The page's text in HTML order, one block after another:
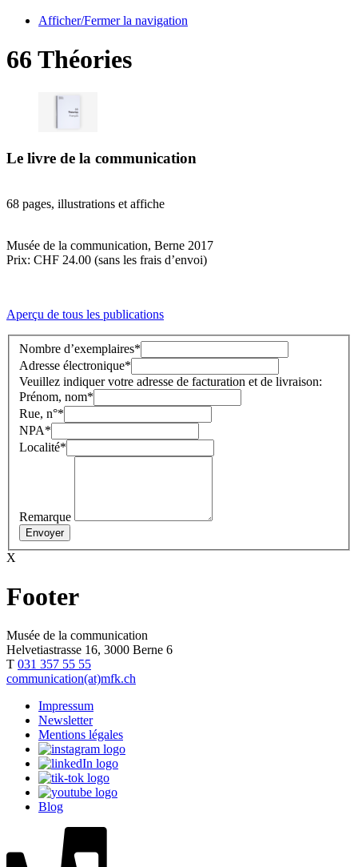
Afficher/Fermer la navigation
66 Théories
Le livre de la communication
68 pages, illustrations et affiche
Musée de la communication, Berne 2017
Prix: CHF 24.00 (sans les frais d’envoi)
Aperçu de tous les publications
Nombre d’exemplaires*
Adresse électronique*
Veuillez indiquer votre adresse de facturation et de livraison:
Prénom, nom*
Rue, n°*
NPA*
Localité*
Remarque
X
Footer
Musée de la communication
Helvetiastrasse 16, 3000 Berne 6
T 031 357 55 55
communication(at)mfk.ch
Impressum
Newsletter
Mentions légales
Blog